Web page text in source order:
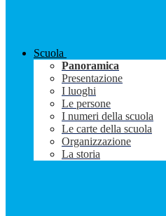
Scuola
Panoramica
Presentazione
I luoghi
Le persone
I numeri della scuola
Le carte della scuola
Organizzazione
La storia